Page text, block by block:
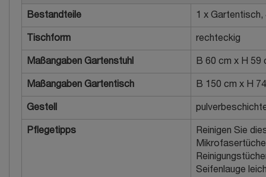
Bestandteile 1 x Gartentisch,
Tischform rechteckig
Maßangaben Gartenstuhl B 60 cm x H 59
Maßangaben Gartentisch B 150 cm x H
Gestell
Pflegetipps
Reinigen Sie
Seifenlauge